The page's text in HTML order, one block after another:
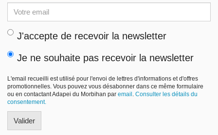
Adresse
email
J'accepte de recevoir la newsletter
Je ne souhaite pas recevoir la newsletter
L'email recueilli est utilisé pour l'envoi de lettres d'informations et d'offres
promotionnelles. Vous pouvez vous désabonner dans ce même formulaire
ou en contactant Adapei du Morbihan par email . Consulter les détails du
consentement.